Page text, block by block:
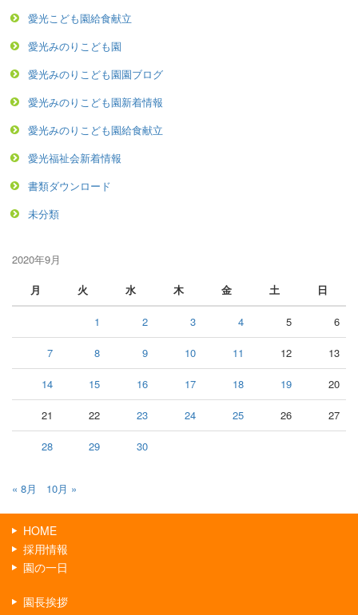
愛光こども園給食献立
愛光みのりこども園
愛光みのりこども園園ブログ
愛光みのりこども園新着情報
愛光みのりこども園給食献立
愛光福祉会新着情報
書類ダウンロード
未分類
2020年9月
月
火 水 木 金 土 日
1 2 3 4 5 6
7 8 9 10 11 12 13
14 15 16 17 18 19 20
21 22 23 24 25 26 27
28 29 30
« 8月 10月 »
HOME
採用情報
園の一日
園長挨拶